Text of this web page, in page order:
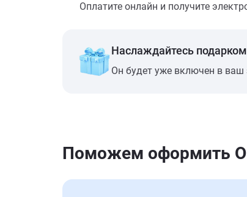
Оплатите онлайн и получите
Наслаждайтесь
Он будет уже включен в ваш
Поможем оформить